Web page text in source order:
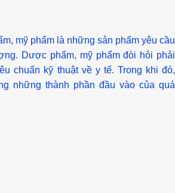
mỹ phẩm là những sản phẩm yêu cầu
Dược phẩm, mỹ phẩm đòi hỏi phải
chuẩn kỹ thuật về y tế. Trong khi đó,
những thành phần đầu vào của quá